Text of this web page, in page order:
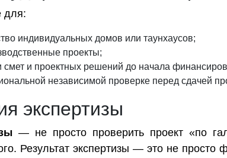
для:
индивидуальных домов или таунхаусов;
проекты;
смет и проектных решений до начала
независимой проверке перед сдачей
экспертизы
— не просто проверить проект «по
Результат экспертизы — это не